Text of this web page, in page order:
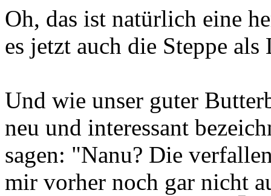
Oh, das ist natürlich eine
es jetzt auch die Steppe
Und wie unser guter
neu und interessant
sagen: "Nanu? Die
mir vorher noch gar nicht